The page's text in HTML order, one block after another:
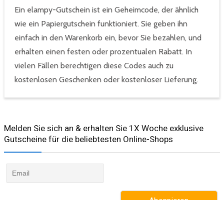
Ein elampy-Gutschein ist ein Geheimcode, der ähnlich
wie ein Papiergutschein funktioniert. Sie geben ihn
einfach in den Warenkorb ein, bevor Sie bezahlen, und
erhalten einen festen oder prozentualen Rabatt. In
vielen Fällen berechtigen diese Codes auch zu
kostenlosen Geschenken oder kostenloser Lieferung.
Melden Sie sich an & erhalten Sie 1X Woche exklusive
Gutscheine für die beliebtesten Online-Shops​